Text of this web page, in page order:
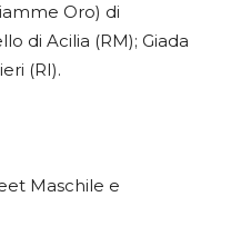
Oro) di
di Acilia (RM); Giada
(RI).
Maschile e